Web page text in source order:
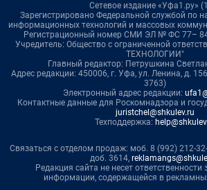
Сетевое издание «Уфа1.ру»
Зарегистрировано Федеральной службой по
информационных технологий и массовых
Регистрационный номер СМИ ЭЛ № ФС 77–
Учредитель: Общество с ограниченной
ТЕХНОЛОГИИ"
Главный редактор: Петрушкина
Адрес редакции: 450006, г. Уфа, ул. Ленина, д.
3763)
Электронный адрес редакции:
Контактные данные для Роскомнадзора и
juristchel@shkulev.ru
Техподдержка:
Связаться с отделом продаж: моб. 8 (992) 212-
доб. 3614,
Редакция сайта не несет ответственности
информации, содержащейся в